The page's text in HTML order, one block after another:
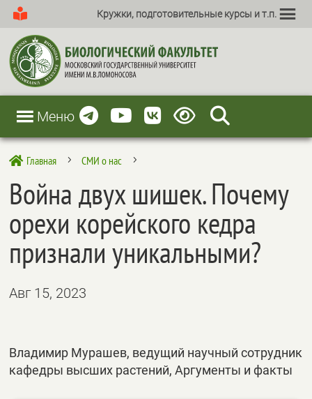
Кружки, подготовительные курсы и т.п.
Меню
 Главная 5 СМИ о нас 5
Война двух шишек. Почему
орехи корейского кедра
признали уникальными?
Авг 15, 2023
Владимир Мурашев, ведущий научный сотрудник
кафедры высших растений, Аргументы и факты